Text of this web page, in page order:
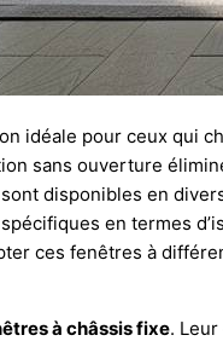
idéale pour ceux qui
sans ouverture
disponibles en
en termes
ces fenêtres à
à châssis fixe.